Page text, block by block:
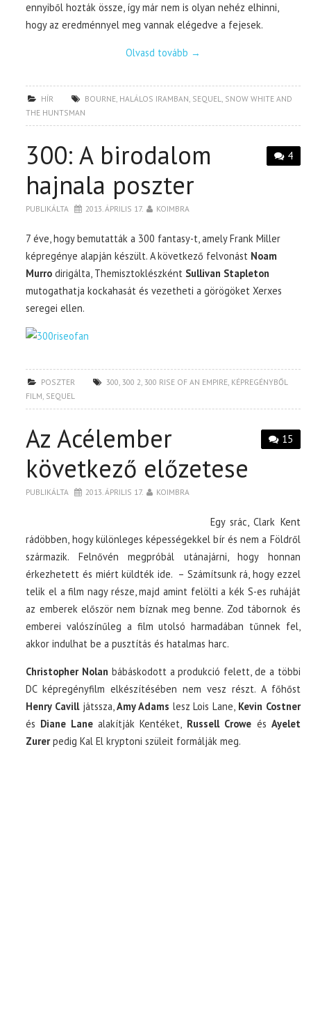
ennyiből hozták össze, így már nem is olyan nehéz elhinni,
hogy az eredménnyel meg vannak elégedve a fejesek.
Olvasd tovább →
HÍR BOURNE, HALÁLOS IRAMBAN, SEQUEL, SNOW WHITE AND
THE HUNTSMAN
4
300: A birodalom
hajnala poszter
PUBLIKÁLTA 2013. ÁPRILIS 17. KOIMBRA
7 éve, hogy bemutatták a 300 fantasy-t, amely Frank Miller
képregénye alapján készült. A következő felvonást Noam
Murro dirigálta, Themisztoklészként Sullivan Stapleton
mutogathatja kockahasát és vezetheti a görögöket Xerxes
seregei ellen.
POSZTER 300,300 2,300 RISE OF AN EMPIRE, KÉPREGÉNYBŐL
FILM, SEQUEL
15
Az Acélember
következő előzetese
PUBLIKÁLTA 2013. ÁPRILIS 17. KOIMBRA
Egy srác, Clark Kent
rádöbben, hogy különleges képességekkel bír és nem a Földről
származik. Felnővén megpróbál utánajárni, hogy honnan
érkezhetett és miért küldték ide. – Számítsunk rá, hogy ezzel
telik el a film nagy része, majd amint felölti a kék S-es ruháját
az emberek először nem bíznak meg benne. Zod tábornok és
emberei valószínűleg a film utolsó harmadában tűnnek fel,
akkor indulhat be a pusztítás és hatalmas harc.
Christopher Nolan bábáskodott a produkció felett, de a többi
DC képregényfilm elkészítésében nem vesz részt. A főhőst
Henry Cavilljátssza,Amy Adams lesz Lois Lane, Kevin Costner
és Diane Lane alakítják Kentéket, Russell Crowe és Ayelet
Zurerpedig Kal El kryptoni szüleit formálják meg.